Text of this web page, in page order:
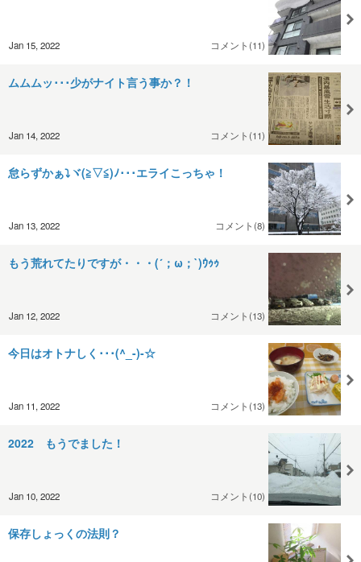
Jan 15, 2022 コメント(11)
ムムムッ･･･少がナイト言う事か？！
Jan 14, 2022 コメント(11)
怠らずかぁ⤵ヾ(≧▽≦)ﾉ･･･エライこっちゃ！
Jan 13, 2022 コメント(8)
もう荒れてたりですが・・・(´；ω；`)ｳｩｩ
Jan 12, 2022 コメント(13)
今日はオトナしく･･･(^_-)-☆
Jan 11, 2022 コメント(13)
2022 もうでました！
Jan 10, 2022 コメント(10)
保存しょっくの法則？